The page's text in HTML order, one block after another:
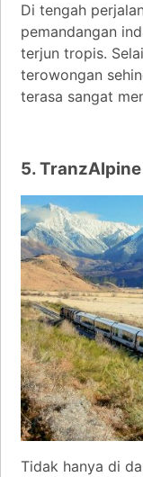
Di tengah
pemandangan
terjun tropis.
terowongan
terasa sangat
5.
Tidak hanya di